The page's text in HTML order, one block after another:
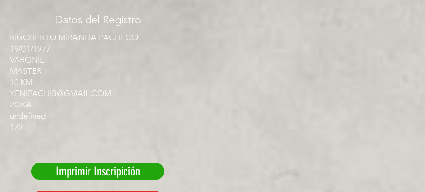
Datos del Registro
RIGOBERTO MIRANDA PACHECO
19/01/1977
VARONIL
MASTER
10 KM
YENIPACHIB@GMAIL.COM
2OKA
undefined
179
Imprimir Inscripición